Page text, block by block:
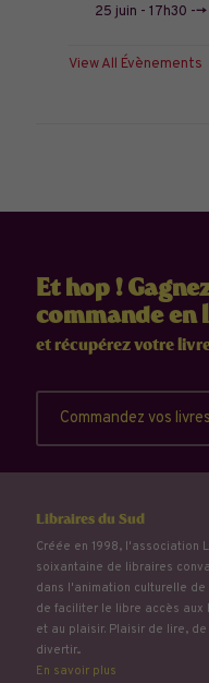
25 juin - 17h30 -->
View All Évènements
Et hop !
commande en
et récupérez votre
Commandez vos livres
Libraires du Sud
Créée en 1998, l'association
soixantaine de libraires
dans l'animation culturelle
de faciliter le libre accès aux
et au plaisir. Plaisir de lire,
divertir...
En savoir plus